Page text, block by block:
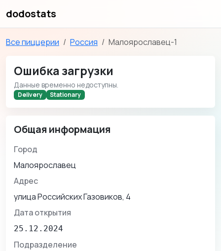
dodostats
Все пиццерии Россия Малоярославец-1
Ошибка загрузки
Данные временно недоступны.
Delivery Stationary
Общая информация
Город
Малоярославец
Адрес
улица Российских Газовиков, 4
Дата открытия
25.12.2024
Подразделение